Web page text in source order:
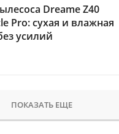
Dreame Z40
Pro: сухая и влажная
усилий
ПОКАЗАТЬ ЕЩЕ